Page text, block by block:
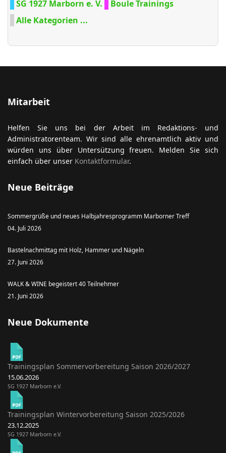
SG 1927 Marborn e. V.
Boule Trainings
Alle Kategorien ...
Mitarbeit
Helfen Sie uns bei der Arbeit im Redaktions- und
Administratorenteam. Wir sind alle ehrenamtlich aktiv und
würden uns über Untersützung freuen. Melden Sie sich
einfach über unser Kontaktformular.
Neue Beiträge
Sommergrüße und neues Halbjahresprogramm Marborner Treff
04. Juli 2026
Bastelnachmittag mit Holz, Hammer und Nägeln
27. Juni 2026
WALK & WINE begeistert 40 Teilnehmer
21. Juni 2026
Neue Dokumente
Trainingsplan Sommervorbereitung Saison 2026/2027
15.06.2026
SG 1927 Marborn e.V.
Trainingsplan Wintervorbereitung Saison 2025/2026
23.12.2025
SG 1927 Marborn e.V.